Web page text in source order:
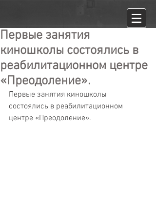
Первые занятия
киношколы состоялись в
реабилитационном центре
«Преодоление».
Первые занятия киношколы
состоялись в реабилитационном
центре «Преодоление».